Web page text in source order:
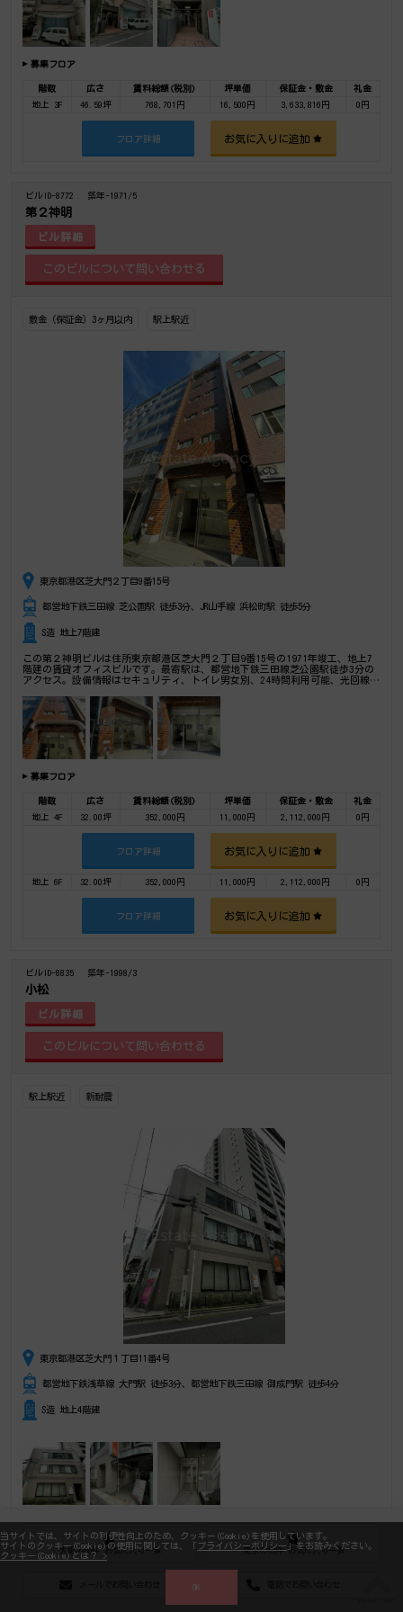
当サイトでは、サイトの利便性向上のため、クッキー(Cookie)を使用しています。
サイトのクッキー(Cookie)の使用に関しては、「 プライバシーポリシー 」をお読みください。
クッキー(Cookie)とは？ >
OK
大阪の物件 お気に入り一覧 東京の物件 お気に入り一覧
募集フロア
階数 広さ 賃料総額(税別) 坪単価 保証金・敷金
礼金
地上 3F
46.59坪 768,701円 16,500円 3,633,816円 0円
フロア詳細 お気に入りに追加
ビルID-8772 築年-1971/5
第２神明
ビル詳細
敷金（保証金）3ヶ月以内 駅上駅近
東京都港区芝大門２丁目9番15号
都営地下鉄三田線 芝公園駅 徒歩3分、JR山手線 浜松町駅 徒歩5分
S造 地上7階建
この第２神明ビルは住所東京都港区芝大門２丁目9番15号の1971年竣工、地上7
階建の賃貸オフィスビルです。最寄駅は、都営地下鉄三田線芝公園駅徒歩3分の
アクセス。設備情報はセキュリティ、トイレ男女別、24時間利用可能、光回線、
他、事務所、オフィス移転、不動産の事なら何でもお気軽にご相談下さい。
募集フロア
階数 広さ 賃料総額(税別) 坪単価 保証金・敷金
礼金
地上 4F
32.00坪 352,000円 11,000円 2,112,000円 0円
フロア詳細 お気に入りに追加
地上 6F 32.00坪 352,000円 11,000円 2,112,000円 0円
フロア詳細 お気に入りに追加
ビルID-8835 築年-1998/3
小松
ビル詳細
駅上駅近 新耐震
東京都港区芝大門１丁目11番4号
都営地下鉄浅草線 大門駅 徒歩3分、都営地下鉄三田線 御成門駅 徒歩4分
S造 地上4階建
募集フロア
階数 広さ 賃料総額(税別) 坪単価 保証金・敷金
礼金
地上 3F
37.36坪